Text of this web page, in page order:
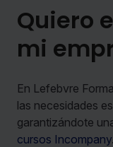
Quiero
mi
En Lefebvre
las necesidades
garantizándote
cursos Incompany